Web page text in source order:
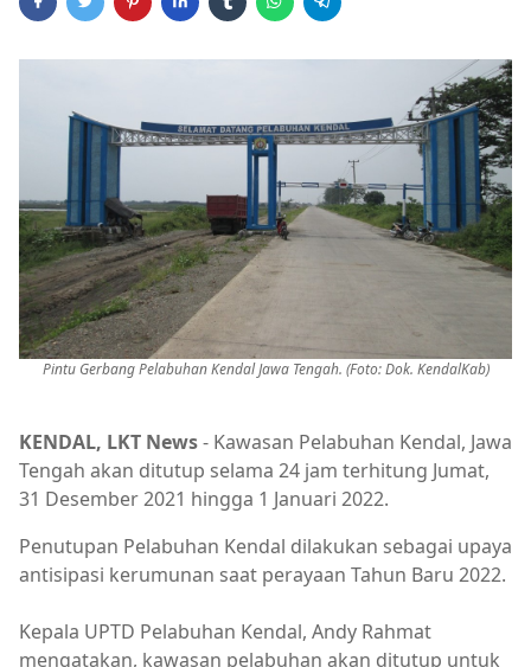
Pintu Gerbang Pelabuhan Kendal Jawa Tengah. (Foto: Dok. KendalKab)
KENDAL, LKT News- Kawasan Pelabuhan Kendal, Jawa
Tengah akan ditutup selama 24 jam terhitung Jumat,
31 Desember 2021 hingga 1 Januari 2022.
Penutupan Pelabuhan Kendal dilakukan sebagai upaya
antisipasi kerumunan saat perayaan Tahun Baru 2022.
Kepala UPTD Pelabuhan Kendal, Andy Rahmat
mengatakan, kawasan pelabuhan akan ditutup untuk